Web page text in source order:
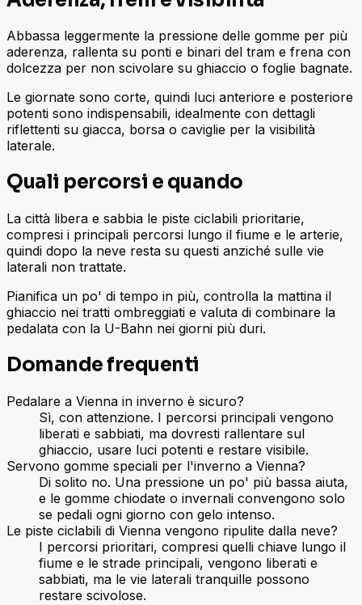
Abbassa leggermente la pressione delle gomme per più
aderenza, rallenta su ponti e binari del tram e frena con
dolcezza per non scivolare su ghiaccio o foglie bagnate.
Le giornate sono corte, quindi luci anteriore e posteriore
potenti sono indispensabili, idealmente con dettagli
riflettenti su giacca, borsa o caviglie per la visibilità
laterale.
Quali percorsi e quando
La città libera e sabbia le piste ciclabili prioritarie,
compresi i principali percorsi lungo il fiume e le arterie,
quindi dopo la neve resta su questi anziché sulle vie
laterali non trattate.
Pianifica un po' di tempo in più, controlla la mattina il
ghiaccio nei tratti ombreggiati e valuta di combinare la
pedalata con la U-Bahn nei giorni più duri.
Domande frequenti
Pedalare a Vienna in inverno è sicuro?
Sì, con attenzione. I percorsi principali vengono
liberati e sabbiati, ma dovresti rallentare sul
ghiaccio, usare luci potenti e restare visibile.
Servono gomme speciali per l'inverno a Vienna?
Di solito no. Una pressione un po' più bassa aiuta,
e le gomme chiodate o invernali convengono solo
se pedali ogni giorno con gelo intenso.
Le piste ciclabili di Vienna vengono ripulite dalla neve?
I percorsi prioritari, compresi quelli chiave lungo il
fiume e le strade principali, vengono liberati e
sabbiati, ma le vie laterali tranquille possono
restare scivolose.